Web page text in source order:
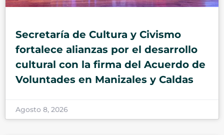
Secretaría de Cultura y Civismo
fortalece alianzas por el desarrollo
cultural con la firma del Acuerdo de
Voluntades en Manizales y Caldas
Agosto 8, 2026